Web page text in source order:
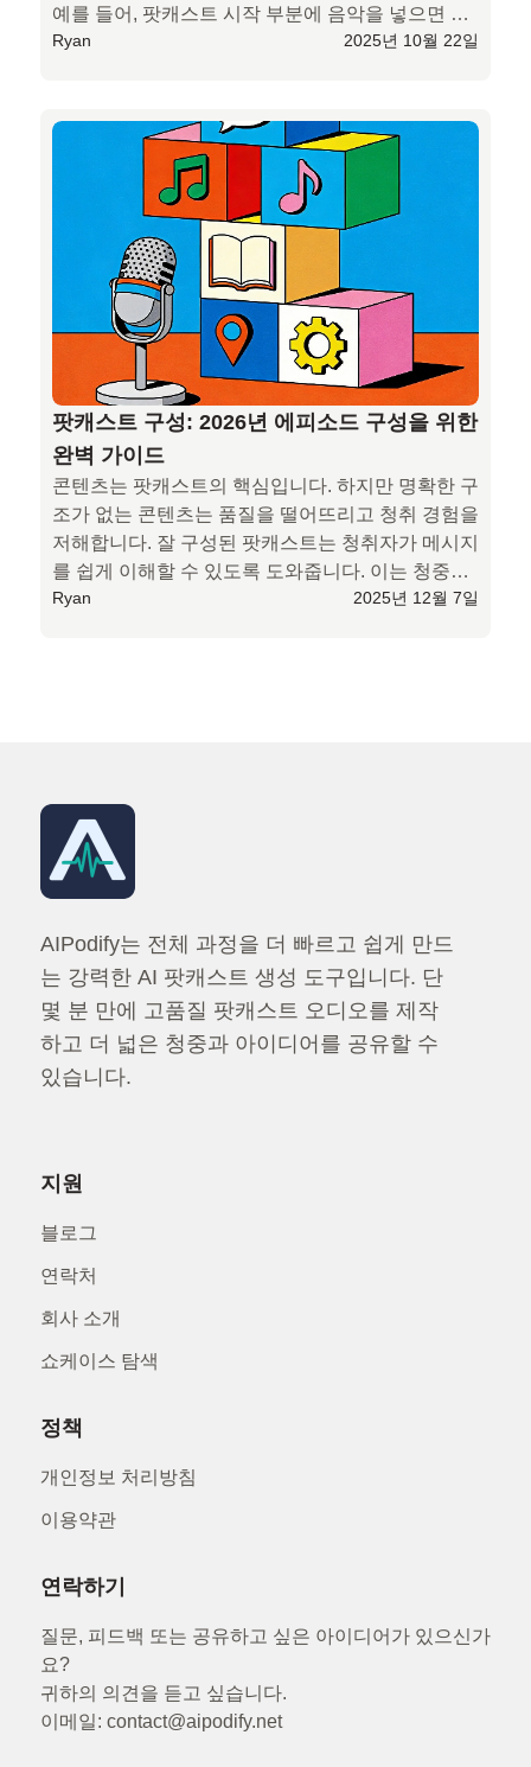
예를 들어, 팟캐스트 시작 부분에 음악을 넣으면 청
취자가 빠르게 리듬을 타게 되고, 일관된 인트로 테
하면 분위기를 고조시키고 콘텐츠에 대한 몰입도를
높일 수 있습니다.
Ryan 2025년 10월 22일
팟캐스트 구성: 2026년 에피소드 구성을 위한
완벽 가이드
콘텐츠는 팟캐스트의 핵심입니다. 하지만 명확한 구
조가 없는 콘텐츠는 품질을 떨어뜨리고 청취 경험을
저해합니다. 잘 구성된 팟캐스트는 청취자가 메시지
를 쉽게 이해할 수 있도록 도와줍니다. 이는 청중을
확보하고 유지하는 데 매우 중요합니다.
Ryan 2025년 12월 7일
AIPodify는 전체 과정을 더 빠르고 쉽게 만드
는 강력한 AI 팟캐스트 생성 도구입니다. 단
몇 분 만에 고품질 팟캐스트 오디오를 제작
하고 더 넓은 청중과 아이디어를 공유할 수
있습니다.
지원
블로그
연락처
회사 소개
쇼케이스 탐색
정책
개인정보 처리방침
이용약관
연락하기
질문, 피드백 또는 공유하고 싶은 아이디어가 있으신가
요?
귀하의 의견을 듣고 싶습니다.
이메일: contact@aipodify.net